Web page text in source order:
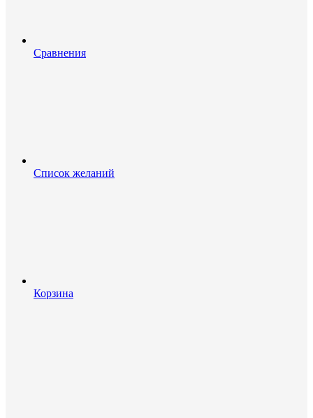
Сравнения
Список желаний
Корзина